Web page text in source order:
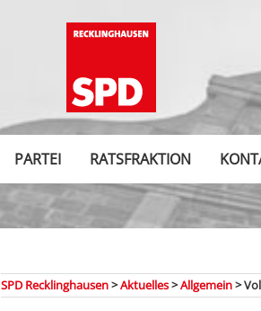
PARTEI RATSFRAKTION
SPD Recklinghausen>Aktuelles>Allgemein>